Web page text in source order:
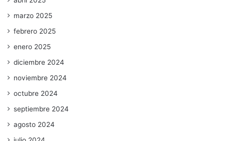
marzo 2025
febrero 2025
enero 2025
diciembre 2024
noviembre 2024
octubre 2024
septiembre 2024
agosto 2024